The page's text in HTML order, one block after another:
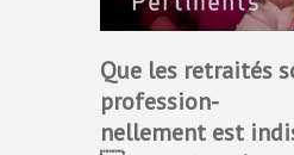
Que les retraités
profession-
nellement est